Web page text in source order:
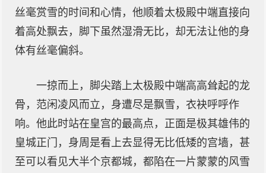
丝毫赏雪的时间和心情，他顺着太极殿中端直接向
着高处飘去，脚下虽然湿滑无比，却无法让他的身
体有丝毫偏斜。
一掠而上，脚尖踏上太极殿中端高高耸起的龙
骨，范闲凌风而立，身遭尽是飘雪，衣袂呼呼作
响。他此时站在皇宫的最高点，正面是极其雄伟的
皇城正门，身周是看上去显得无比低矮的宫墙，甚
至可以看见大半个京都城，都陷在一片蒙蒙的风雪